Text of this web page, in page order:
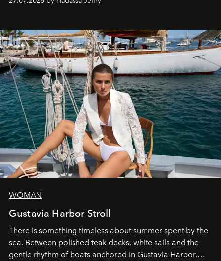
WOMAN
Gustavia Harbor Stroll
There is something timeless about summer spent by the
sea. Between polished teak decks, white sails and the
gentle rhythm of boats anchored in Gustavia Harbor,